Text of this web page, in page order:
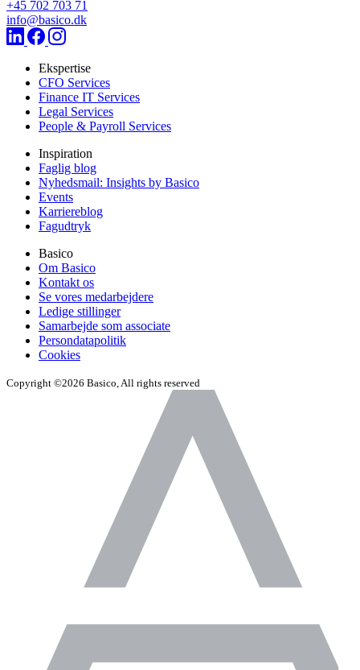
+45 702 703 71
info@basico.dk
Ekspertise
CFO Services
Finance IT Services
Legal Services
People & Payroll Services
Inspiration
Faglig blog
Nyhedsmail: Insights by Basico
Events
Karriereblog
Fagudtryk
Basico
Om Basico
Kontakt os
Se vores medarbejdere
Ledige stillinger
Samarbejde som associate
Persondatapolitik
Cookies
Copyright ©2026 Basico, All rights reserved